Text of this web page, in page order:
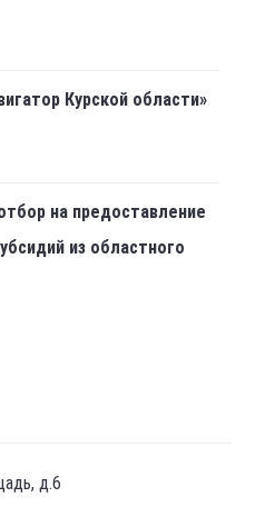
Курской области»
на предоставление
из областного
д.6